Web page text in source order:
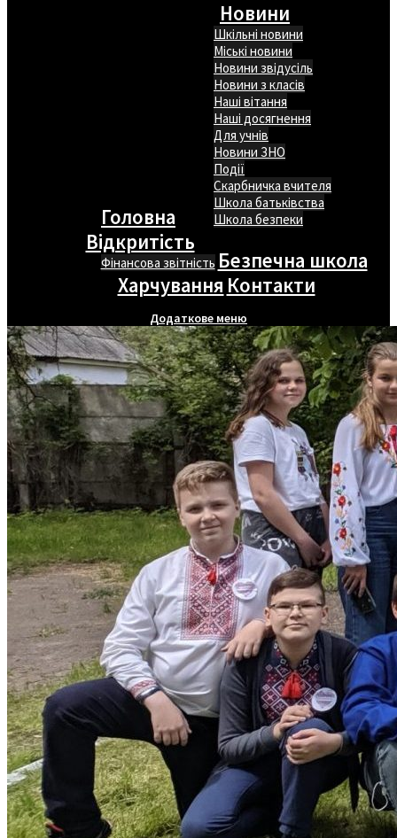
Головна
Новини
Шкільні новини
Міські новини
Новини звідусіль
Новини з класів
Наші вітання
Наші досягнення
Для учнів
Новини ЗНО
Події
Скарбничка вчителя
Школа батьківства
Школа безпеки
Відкритість
Фінансова звітність Безпечна школа
Харчування Контакти
Додаткове меню